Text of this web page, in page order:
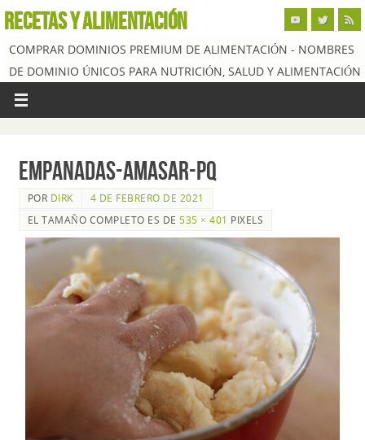
RECETAS Y ALIMENTACIÓN
COMPRAR DOMINIOS PREMIUM DE ALIMENTACIÓN - NOMBRES
DE DOMINIO ÚNICOS PARA NUTRICIÓN, SALUD Y ALIMENTACIÓN
empanadas-amasar-pq
POR DIRK
4 DE FEBRERO DE 2021
EL TAMAÑO COMPLETO ES DE535 × 401 PIXELS